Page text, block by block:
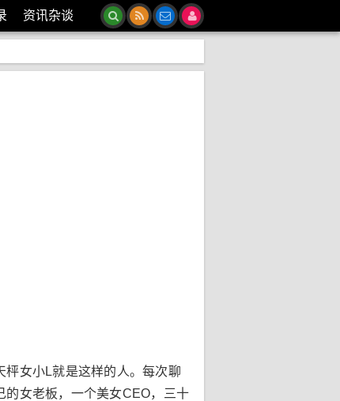
资讯杂谈
女小L就是这样的人。每次聊
的女老板，一个美女CEO，三十